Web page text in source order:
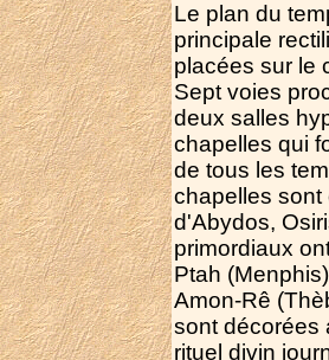
Le plan du
principale
placées sur le
Sept voies
deux salles
chapelles qui
de tous les
chapelles sont
d'Abydos,
primordiaux
Ptah
Amon-Rê
sont décorées
rituel divin